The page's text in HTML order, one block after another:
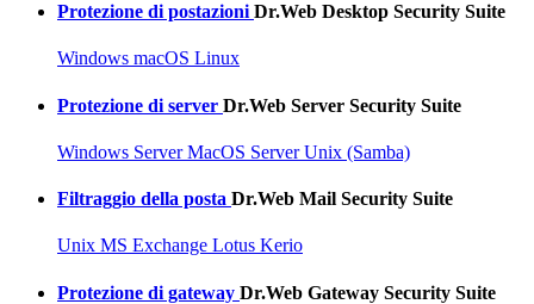
Protezione di postazioni Dr.Web Desktop Security Suite
Windows macOS Linux
Protezione di server Dr.Web Server Security Suite
Windows Server MacOS Server Unix (Samba)
Filtraggio della posta Dr.Web Mail Security Suite
Unix MS Exchange Lotus Kerio
Protezione di gateway Dr.Web Gateway Security Suite